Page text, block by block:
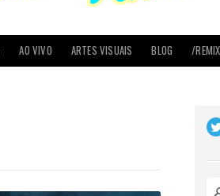
AO VIVO ARTES VISUAIS BLOG /REMIX